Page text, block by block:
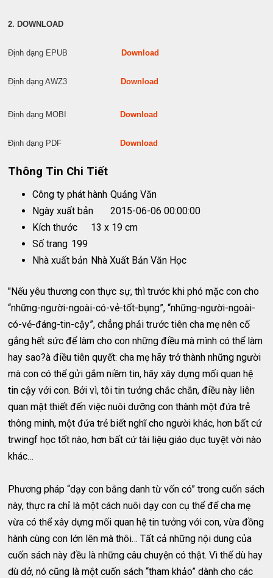
2. DOWNLOAD
Định dạng EPUB Download
Định dạng AWZ3 Download
Định dạng MOBI Download
Định dạng PDF Download
Thông Tin Chi Tiết
Công ty phát hành Quảng Văn
Ngày xuất bản
2015-06-06 00:00:00
Kích thước
13 x 19 cm
Số trang 199
Nhà xuất bản Nhà Xuất Bản Văn Học
"Nếu yêu thương con thực sự, thì trước khi phó mặc con cho
“những-người-ngoài-có-vẻ-tốt-bụng”, “những-người-ngoài-
có-vẻ-đáng-tin-cậy”, chẳng phải trước tiên cha mẹ nên cố
gắng hết sức để làm cho con những điều mà mình có thể làm
hay sao?à điều tiên quyết: cha mẹ hãy trở thành những người
mà con có thể gửi gắm niềm tin, hãy xây dựng mối quan hệ
tin cậy với con. Bởi vì, tôi tin tưởng chắc chắn, điều này liên
quan mật thiết đến việc nuôi dưỡng con thành một đứa trẻ
thông minh, một đứa trẻ biết nghĩ cho người khác, hơn bất cứ
trwingf học tốt nào, hơn bất cứ tài liệu giáo dục tuyệt vời nào
khác…
Phương pháp “dạy con bằng danh từ vốn có” trong cuốn sách
này, thực ra chỉ là một cách nuôi dạy con cụ thể để cha mẹ
vừa có thể xây dựng mối quan hệ tin tưởng với con, vừa đồng
hành cùng con lớn lên mà thôi… Tất cả những nội dung của
cuốn sách này đều là những câu chuyện có thật. Vì thế dù hay
dù dở, nó cũng là một cuốn sách “tham khảo” dành cho các